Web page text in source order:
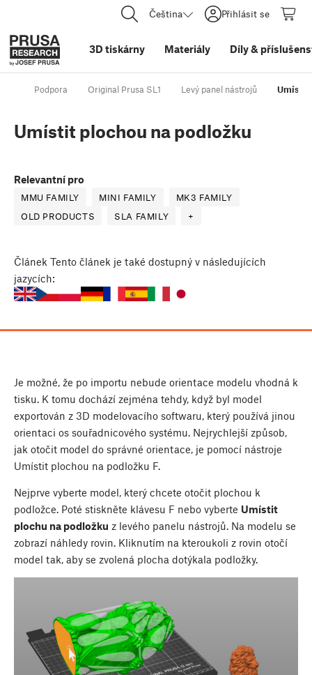
Čeština Přihlásit se
3D tiskárny Materiály Díly&
Podpora Original Prusa SL1 Levý panel nástrojů Umístit
Umístit plochou na podložku
Relevantní pro
MMU FAMILY MINI FAMILY
MK3 FAMILY
OLD PRODUCTS
SLA FAMILY +
Článek Tento článek je také dostupný v následujících
jazycích:
Je možné, že po importu nebude orientace modelu vhodná k
tisku. K tomu dochází zejména tehdy, když byl model
exportován z 3D modelovacího softwaru, který používá jinou
orientaci os souřadnicového systému. Nejrychlejší způsob,
jak otočit model do správné orientace, je pomocí nástroje
Umístit plochou na podložku F.
Nejprve vyberte model, který chcete otočit plochou k
podložce. Poté stiskněte klávesu F nebo vyberte Umístit
plochu na podložku z levého panelu nástrojů. Na modelu se
zobrazí náhledy rovin. Kliknutím na kteroukoli z rovin otočí
model tak, aby se zvolená plocha dotýkala podložky.